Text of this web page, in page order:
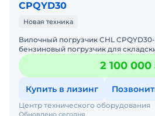
CPQYD30
Новая техника
Вилочный погрузчик CHL
бензиновый погрузчик для
задач Мы предлагаем: Доставку по России от 2-х дней
Собст
2 100 000
Купить в лизинг
Обновлено сегодня
Центр технического оборудования